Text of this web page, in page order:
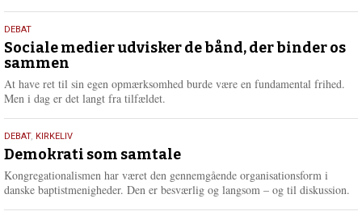
18.
maj
2026
DEBAT
Sociale medier udvisker de bånd, der binder os
sammen
At have ret til sin egen opmærksomhed burde være en fundamental frihed.
Men i dag er det langt fra tilfældet.
18.
maj
2026
DEBAT, KIRKELIV
Demokrati som samtale
Kongregationalismen har været den gennemgående organisationsform i
danske baptistmenigheder. Den er besværlig og langsom – og til diskussion.